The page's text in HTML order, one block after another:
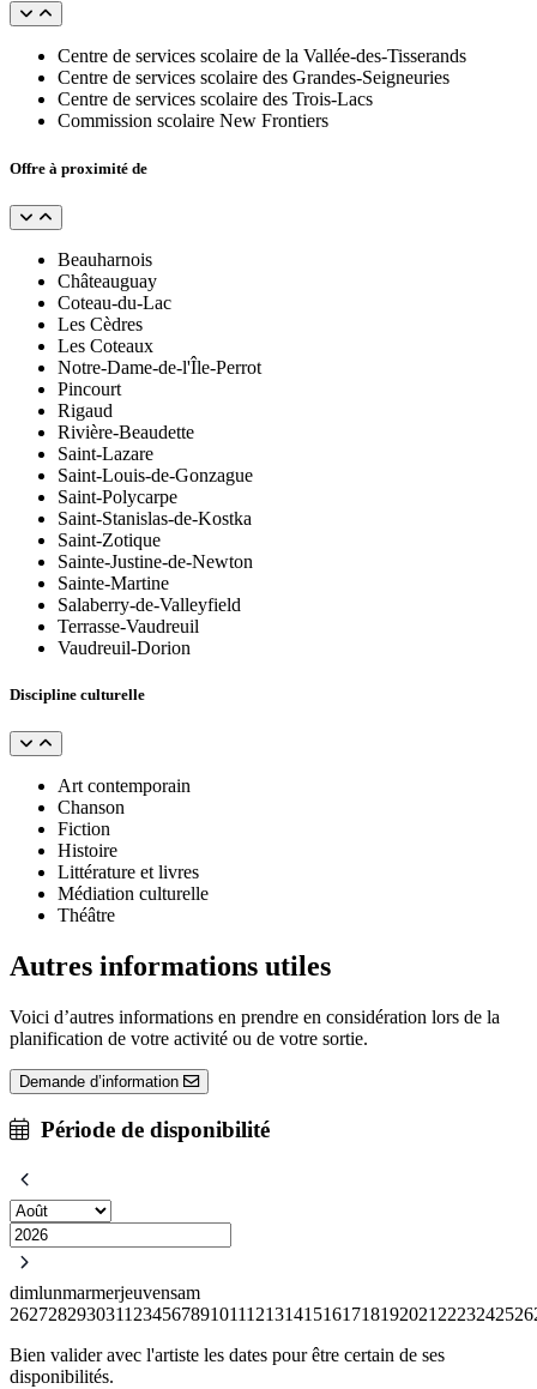
Centre de services scolaire de la Vallée-des-Tisserands
Centre de services scolaire des Grandes-Seigneuries
Centre de services scolaire des Trois-Lacs
Commission scolaire New Frontiers
Offre à proximité de
Beauharnois
Châteauguay
Coteau-du-Lac
Les Cèdres
Les Coteaux
Notre-Dame-de-l'Île-Perrot
Pincourt
Rigaud
Rivière-Beaudette
Saint-Lazare
Saint-Louis-de-Gonzague
Saint-Polycarpe
Saint-Stanislas-de-Kostka
Saint-Zotique
Sainte-Justine-de-Newton
Sainte-Martine
Salaberry-de-Valleyfield
Terrasse-Vaudreuil
Vaudreuil-Dorion
Discipline culturelle
Art contemporain
Chanson
Fiction
Histoire
Littérature et livres
Médiation culturelle
Théâtre
Autres informations utiles
Voici d’autres informations en prendre en considération lors de la
planification de votre activité ou de votre sortie.
Demande d’information
Période de disponibilité
dimlunmarmerjeuvensam
2627282930311234567891011121314151617181920212223242526
Bien valider avec l'artiste les dates pour être certain de ses
disponibilités.